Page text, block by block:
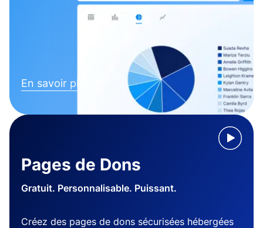
En savoir plus
Pages de Dons
Gratuit. Personnalisable. Puissant.
Créez des pages de dons sécurisées hébergées